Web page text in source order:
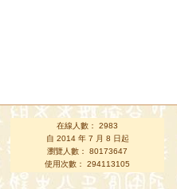
在線人數： 2983
自 2014 年 7 月 8 日起
瀏覽人數： 80173647
使用次數： 294113105